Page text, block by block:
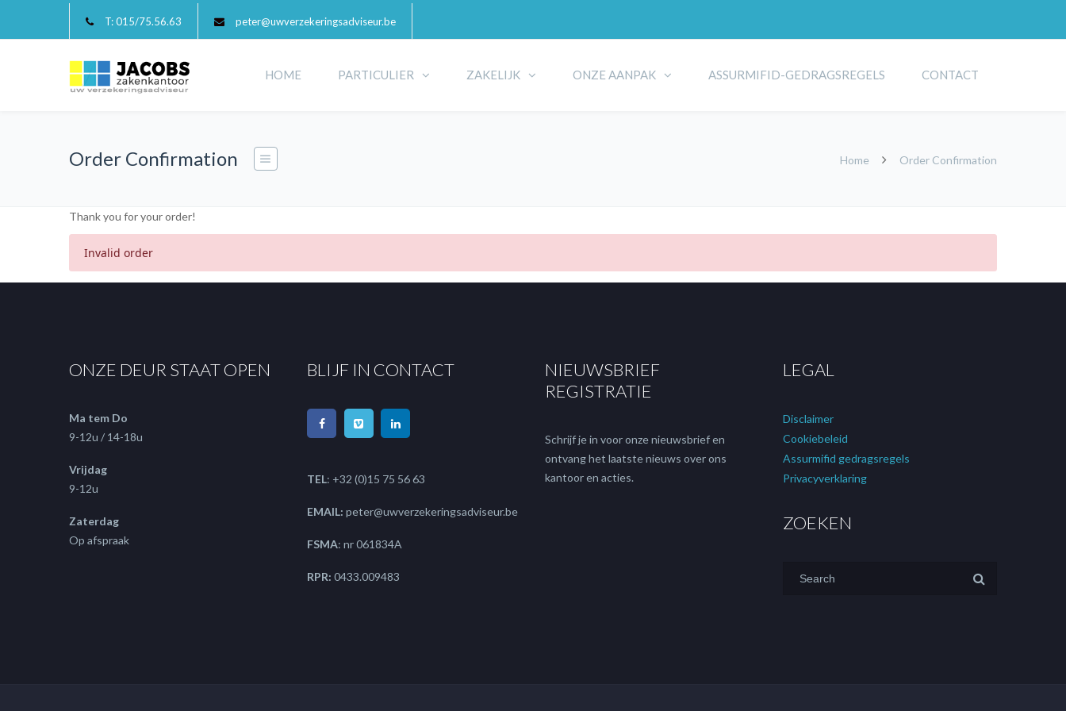
T: 015/75.56.63 peter@uwverzekeringsadviseur.be
HOME PARTICULIER ZAKELIJK ONZE AANPAK ASSURMIFID-GEDRAGSREGELS CONTACT
Order Confirmation Home Order Confirmation
Thank you for your order!
Invalid order
ONZE DEUR STAAT OPEN
Ma tem Do
9-12u / 14-18u
Vrijdag
9-12u
Zaterdag
Op afspraak
BLIJF IN CONTACT
TEL: +32 (0)15 75 56 63
EMAIL: peter@uwverzekeringsadviseur.be
FSMA: nr 061834A
RPR: 0433.009483
NIEUWSBRIEF
REGISTRATIE
Schrijf je in voor onze nieuwsbrief en
ontvang het laatste nieuws over ons
kantoor en acties.
LEGAL
Disclaimer
Cookiebeleid
Assurmifid gedragsregels
Privacyverklaring
ZOEKEN